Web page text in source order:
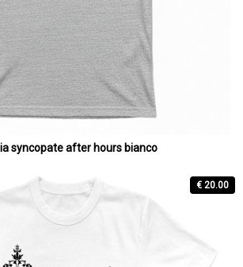
syncopate after hours bianco
€ 20.00